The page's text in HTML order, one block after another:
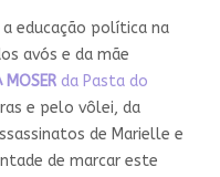
educação política na
avós e da mãe
MOSERda Pasta do
e pelo vôlei, da
de Marielle e
de marcar este